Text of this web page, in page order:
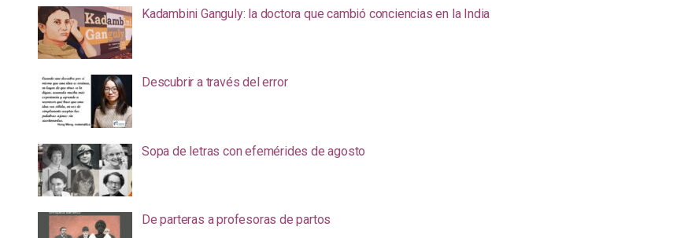
Kadambini Ganguly: la doctora que cambió conciencias en la India
Descubrir a través del error
Sopa de letras con efemérides de agosto
De parteras a profesoras de partos